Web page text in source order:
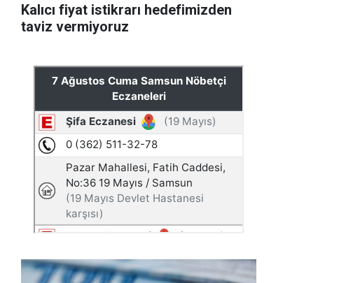
Kalıcı fiyat istikrarı hedefimizden
taviz vermiyoruz